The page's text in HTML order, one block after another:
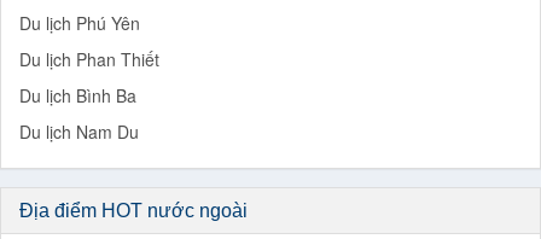
Du lịch Phú Yên
Du lịch Phan Thiết
Du lịch Bình Ba
Du lịch Nam Du
Địa điểm HOT nước ngoài